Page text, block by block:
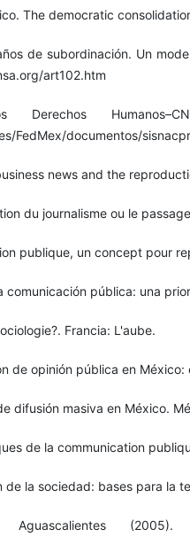
The democratic
de subordinación. Un
art102.htm
Derechos
documentos/
news and the
du journalisme ou le
publique, un concept pour
comunicación pública: una
Francia: L'aube.
de opinión pública en
difusión masiva en México.
de la communication
la sociedad: bases para la
Aguascalientes